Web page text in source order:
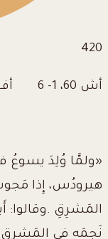
420
أش 60، 1- 6 أف 3، 2- 6 متى 2، 1- 12
«ولمَّا وُلِدَ يسوعُ
هيرودُس، إِذا
المَشرِقِ .وقالوا:
نَجمَه في